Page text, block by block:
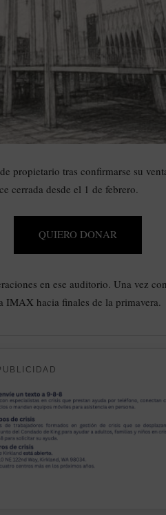
propietario tras confirmarse su
cerrada desde el 1 de febrero.
QUIERO DONAR
en ese auditorio. Una vez
IMAX hacia finales de la primavera.